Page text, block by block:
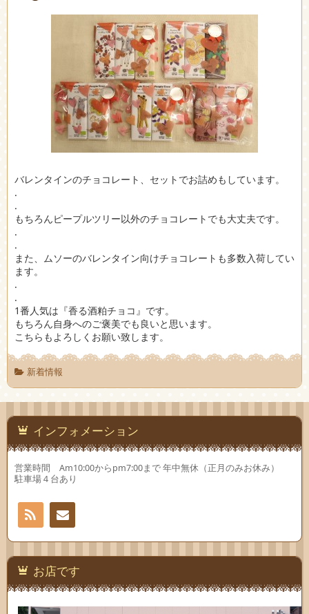
バレンタインのチョコレート、セットでお詰めもしています。
.
.
もちろんピープルツリー以外のチョコレートでも大丈夫です。
.
.
また、ムソーのバレンタイン向けチョコレートも多数入荷してい
ます。
.
.
1番人気は『香る酒粕チョコ』です。
もちろん自身へのご褒美でも良いと思います。
こちらもよろしくお願い致します。
新着情報
インフォメーション
営業時間 Am10:00からpm7:00まで 年中無休（正月のみお休み）
駐車場４台あり
お問
い合
わせ
お店です